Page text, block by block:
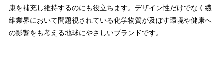
康を補充し維持するのにも役立ちます。デザイン性だけでなく繊
維業界において問題視されている化学物質が及ぼす環境や健康へ
の影響をも考える地球にやさしいブランドです。